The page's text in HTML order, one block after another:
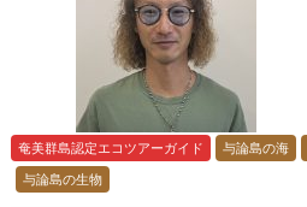
奄美群島認定エコツアーガイド 与論島の海
与論島の生物